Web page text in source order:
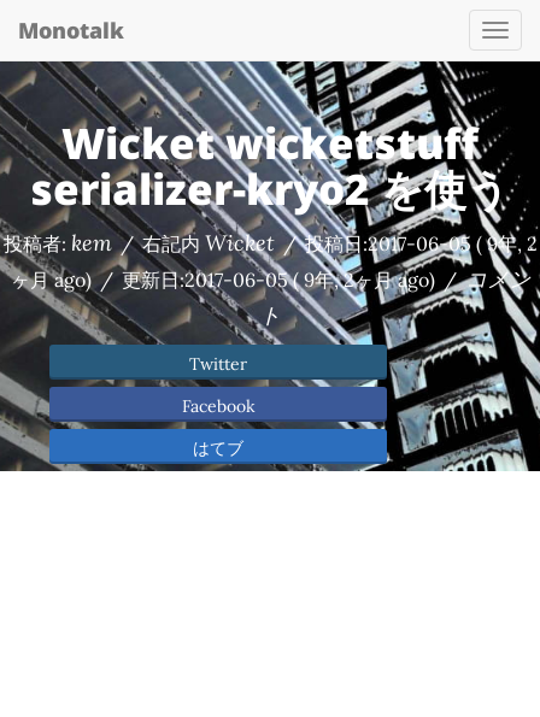
Monotalk
Wicket wicketstuff
serializer-kryo2 を使う
投稿者: kem / 右記内 Wicket / 投稿日:2017-06-05 ( 9年, 2
ヶ月 ago) / 更新日:2017-06-05( 9年, 2ヶ月 ago) / コメン
ト
Twitter
Facebook
はてブ